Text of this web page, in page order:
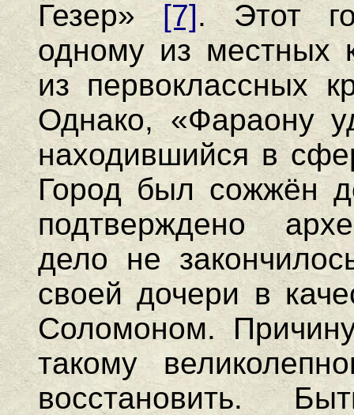
Гезер» [7]. Этот
одному из местных
из первоклассных
Однако, «Фараону
находившийся в
Город был сожжён
подтверждено
дело не
своей дочери в
Соломоном.
такому
восстановить.